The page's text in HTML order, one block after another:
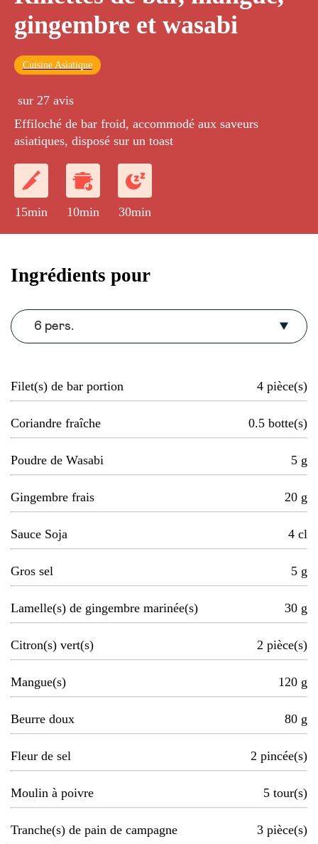
gingembre et wasabi
Cuisine Asiatique
sur 27 avis
Effiloché de bar froid, accommodé aux saveurs
asiatiques, disposé sur un toast
15min 10min 30min
Ingrédients pour
6 pers.
Filet(s) de bar portion 4 pièce(s)
Coriandre fraîche 0.5 botte(s)
Poudre de Wasabi 5 g
Gingembre frais 20 g
Sauce Soja 4 cl
Gros sel 5 g
Lamelle(s) de gingembre marinée(s) 30 g
Citron(s) vert(s) 2 pièce(s)
Mangue(s) 120 g
Beurre doux 80 g
Fleur de sel 2 pincée(s)
Moulin à poivre 5 tour(s)
Tranche(s) de pain de campagne 3 pièce(s)